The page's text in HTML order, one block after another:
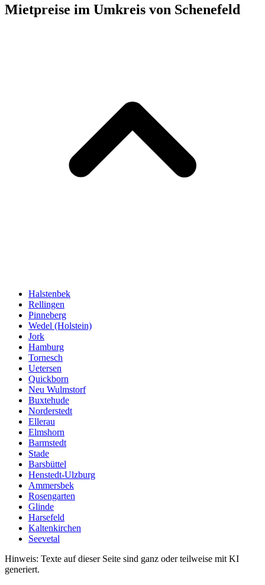
Mietpreise im Umkreis von Schenefeld
Halstenbek
Rellingen
Pinneberg
Wedel (Holstein)
Jork
Hamburg
Tornesch
Uetersen
Quickborn
Neu Wulmstorf
Buxtehude
Norderstedt
Ellerau
Elmshorn
Barmstedt
Stade
Barsbüttel
Henstedt-Ulzburg
Ammersbek
Rosengarten
Glinde
Harsefeld
Kaltenkirchen
Seevetal
Hinweis: Texte auf dieser Seite sind ganz oder teilweise mit KI
generiert.